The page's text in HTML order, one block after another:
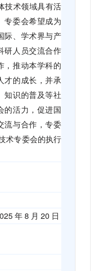
技术领域具有活
专委会希望成为
际、学术界与产
研人员交流合作
，推动本学科的
才的成长，并承
知识的普及等社
的活力，促进国
流与合作，专委
术专委会的执行
年8 月 20 日